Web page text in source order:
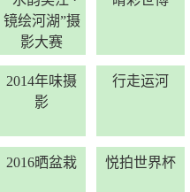
镜绘河湖”摄
影大赛
2014年味摄
影
行走运河
2016晒盆栽 悦拍世界杯